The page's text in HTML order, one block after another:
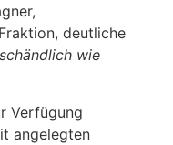
deutliche
wie
Verfügung
angelegten